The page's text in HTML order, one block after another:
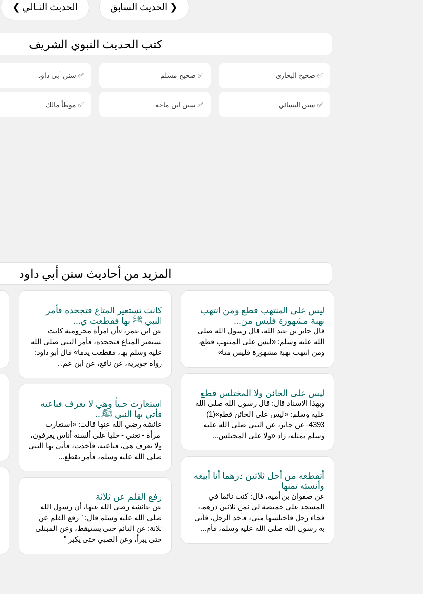
❮ الحديث السابق الحديث التـالي ❯
كتب الحديث النبوي الشريف
✅ صحيح البخاري ✅ صحيح مسلم ✅ سنن أبي داود
✅ سنن النسائي ✅ سنن ابن ماجه ✅ موطأ مالك
المزيد من أحاديث سنن أبي داود
ليس على المنتهب قطع ومن انتهب
نهبة مشهورة فليس من...
قال جابر بن عبد الله، قال رسول الله صلى
الله عليه وسلم: «ليس على المنتهب قطع،
ومن انتهب نهبة مشهورة فليس منا»
ليس على الخائن ولا المختلس قطع
وبهذا الإسناد قال: قال رسول الله صلى الله
عليه وسلم: «ليس على الخائن قطع»(1)
4393- عن جابر، عن النبي صلى الله عليه
وسلم بمثله، زاد «ولا على المختلس...
أتقطعه من أجل ثلاثين درهما أنا أبيعه
وأنسئه ثمنها
عن صفوان بن أمية، قال: كنت نائما في
المسجد علي خميصة لي ثمن ثلاثين درهما،
فجاء رجل فاختلسها مني، فأخذ الرجل، فأتي
به رسول الله صلى الله عليه وسلم، فأم...
كانت تستعير المتاع فتجحده فأمر
النبي ﷺ بها فقطعت ي...
عن ابن عمر، «أن امرأة مخزومية كانت
تستعير المتاع فتجحده، فأمر النبي صلى الله
عليه وسلم بها، فقطعت يدها» قال أبو داود:
رواه جويرية، عن نافع، عن ابن عم...
استعارت حلياً وهي لا تعرف فباعته
فأتي بها النبي ﷺ...
عائشة رضي الله عنها قالت: «استعارت
امرأة - تعني - حليا على ألسنة أناس يعرفون،
ولا تعرف هي، فباعته، فأخذت، فأتي بها النبي
صلى الله عليه وسلم، فأمر بقطع...
رفع القلم عن ثلاثة
عن عائشة رضي الله عنها، أن رسول الله
صلى الله عليه وسلم قال: " رفع القلم عن
ثلاثة: عن النائم حتى يستيقظ، وعن المبتلى
حتى يبرأ، وعن الصبي حتى يكبر "